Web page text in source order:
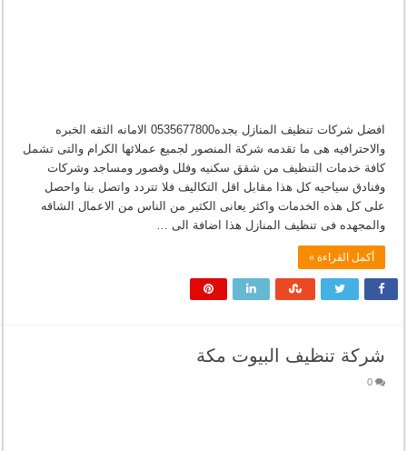
افضل شركات تنظيف المنازل بجده0535677800 الامانه الثقه الخبره
والاحترافيه هى ما تقدمه شركة المنصور لجميع عملائها الكرام والتى تشمل
كافة خدمات التنظيف من شقق سكنيه وفلل وقصور ومساجد وشركات
وفنادق سياحيه كل هذا مقابل اقل التكاليف فلا تتردد واتصل بنا واحصل
على كل هذه الخدمات واكثر يعانى الكثير من الناس من الاعمال الشاقه
والمجهده فى تنظيف المنازل هذا اضافة الى …
أكمل القراءة »
شركة تنظيف البيوت مكة
0